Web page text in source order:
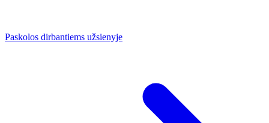
Paskolos dirbantiems užsienyje